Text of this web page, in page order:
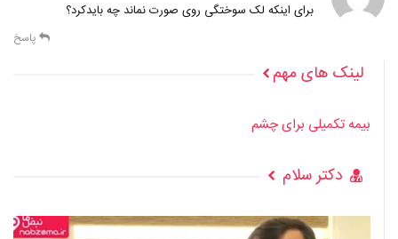
برای اینکه لک سوختگی روی صورت نماند چه بایدکرد؟
پاسخ
لینک های مهم
بیمه تکمیلی برای چشم
دکتر سلام